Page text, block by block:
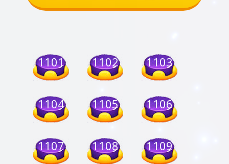
1101 1102 1103
1104 1105 1106
1107 1108 1109